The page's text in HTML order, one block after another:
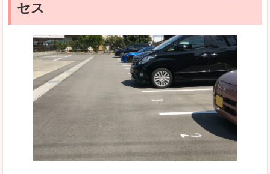
セス